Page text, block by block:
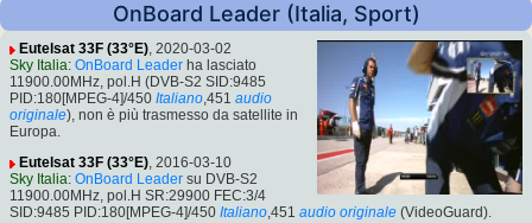
OnBoard Leader (Italia, Sport)
Eutelsat 33F (33°E), 2020-03-02
Sky Italia: OnBoard Leader ha lasciato
11900.00MHz, pol.H (DVB-S2 SID:9485
PID:180[MPEG-4]/450 Italiano,451 audio
originale), non è più trasmesso da satellite in
Europa.
Eutelsat 33F (33°E), 2016-03-10
Sky Italia: OnBoard Leader su DVB-S2
11900.00MHz, pol.H SR:29900 FEC:3/4
SID:9485 PID:180[MPEG-4]/450 Italiano,451 audio originale (VideoGuard).